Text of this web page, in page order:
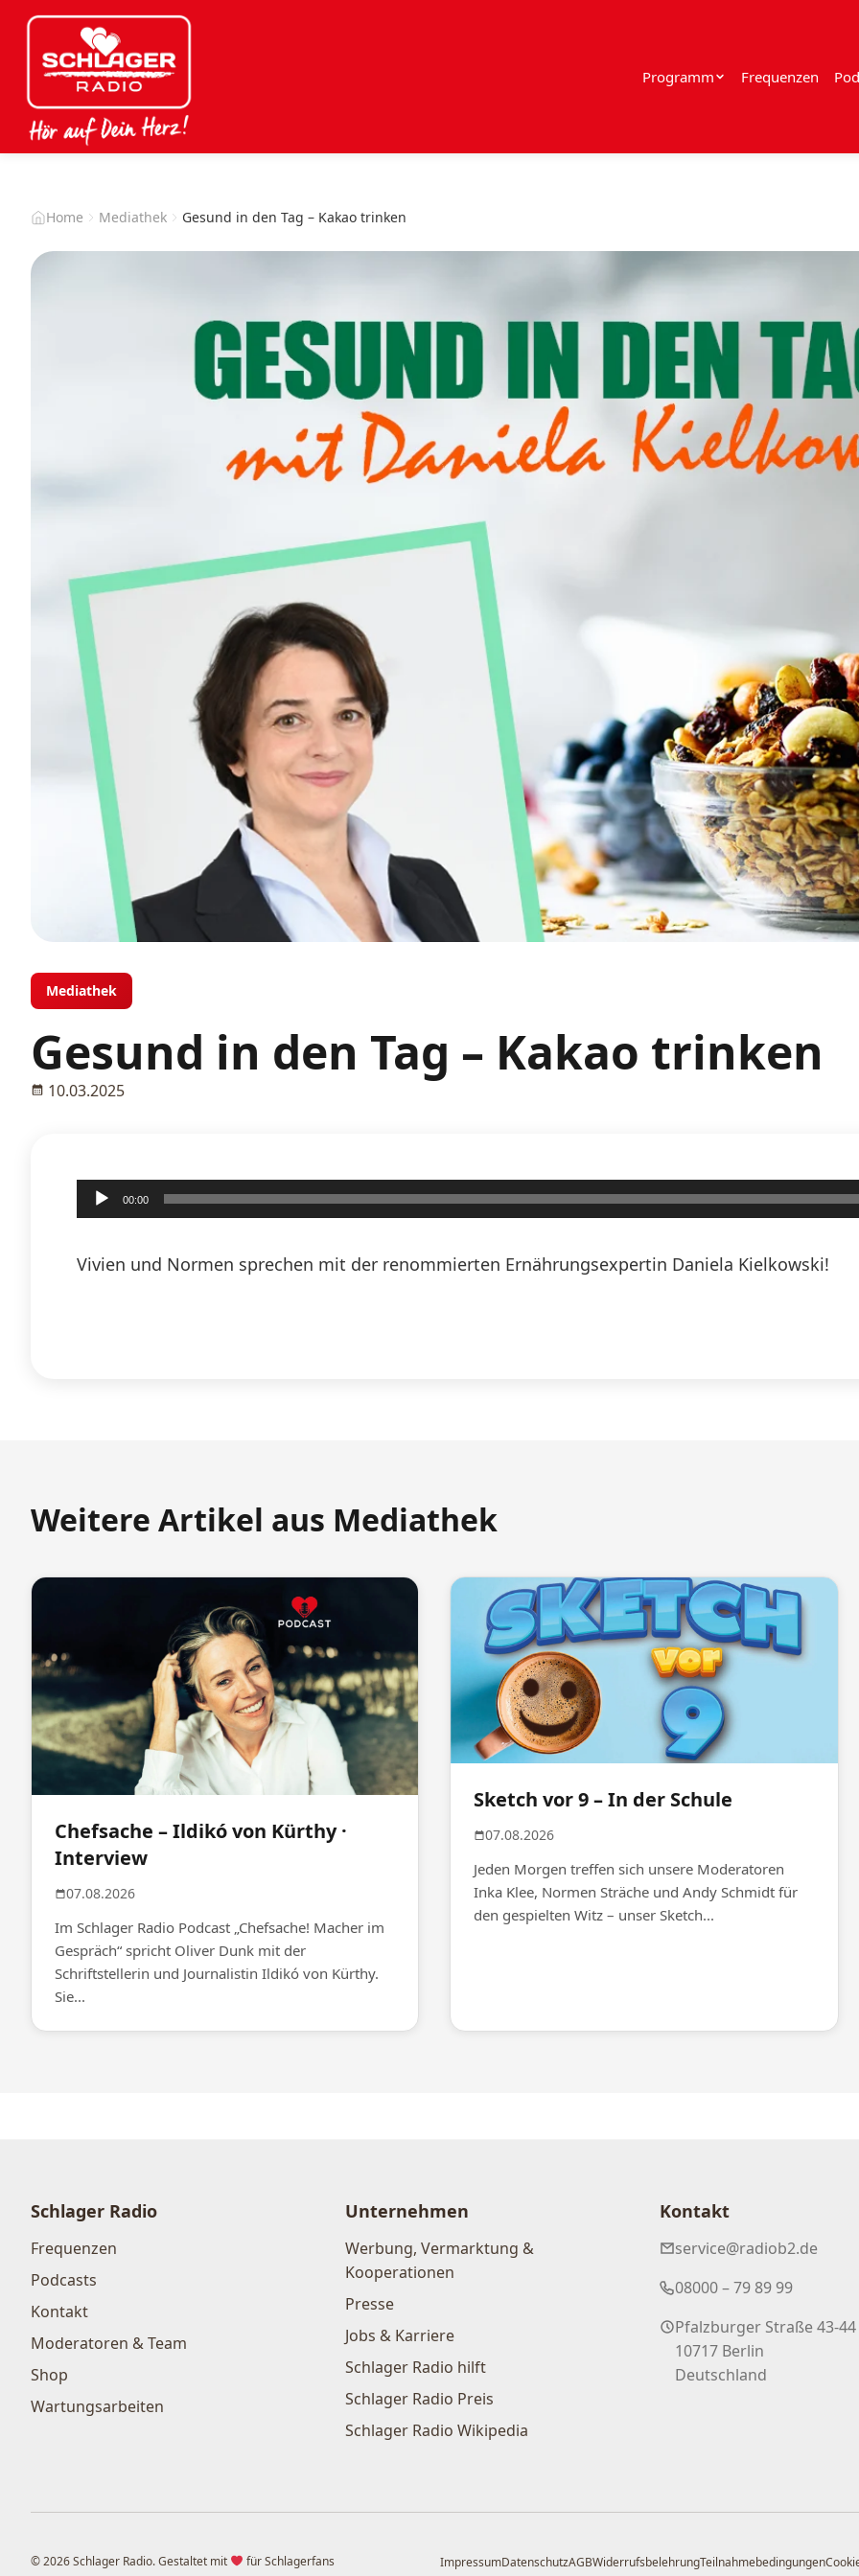
Programm Frequenzen
Home Mediathek Gesund in den Tag – Kakao trinken
Mediathek
Gesund in den Tag – Kakao trinken
10.03.2025
Audio-
Player
00:00
Vivien und Normen sprechen mit der renommierten Ernährungsexpertin Daniela Kielkowski!
Weitere Artikel aus Mediathek
Chefsache – Ildikó von Kürthy ·
Interview
07.08.2026
Im Schlager Radio Podcast „Chefsache! Macher im
Gespräch“ spricht Oliver Dunk mit der
Schriftstellerin und Journalistin Ildikó von Kürthy.
Sie...
Sketch vor 9 – In der Schule
07.08.2026
Jeden Morgen treffen sich unsere Moderatoren
Inka Klee, Normen Sträche und Andy Schmidt für
den gespielten Witz – unser Sketch...
Schlager Radio
Frequenzen
Podcasts
Kontakt
Moderatoren & Team
Shop
Wartungsarbeiten
Unternehmen
Werbung, Vermarktung &
Kooperationen
Presse
Jobs & Karriere
Schlager Radio hilft
Schlager Radio Preis
Schlager Radio Wikipedia
Kontakt
service@radiob2.de
08000 – 79 89 99
Pfalzburger Straße 43-44
10717 Berlin
Deutschland
© 2026 Schlager Radio. Gestaltet mit für Schlagerfans ImpressumDatenschutzAGBWiderrufsbelehrungTeilnahmebedingungen